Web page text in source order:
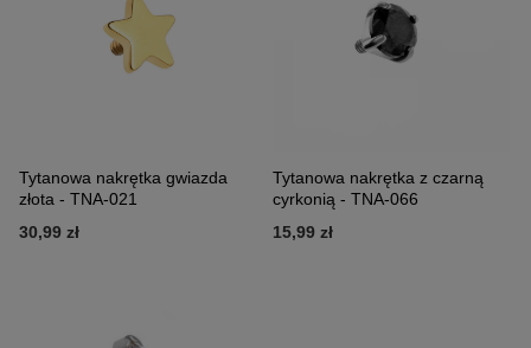
Tytanowa nakrętka gwiazda
złota - TNA-021
30,99 zł
Tytanowa nakrętka z czarną
cyrkonią - TNA-066
15,99 zł